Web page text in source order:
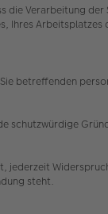
die Verarbeitung
betreffenden
steht.